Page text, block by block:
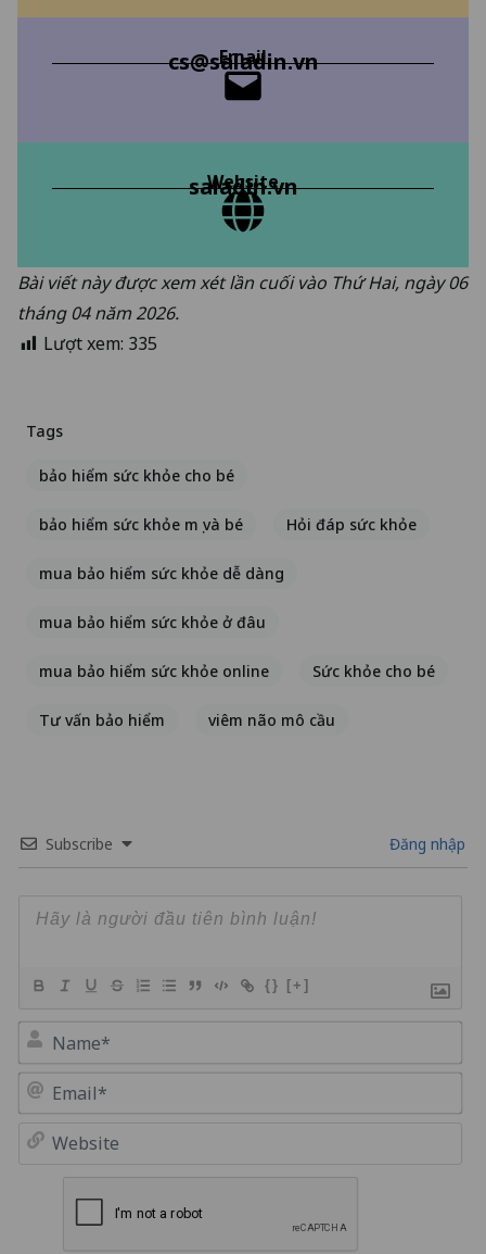
Email
cs@saladin.vn
Website
saladin.vn
Bài viết này được xem xét lần cuối vào Thứ Hai, ngày 06
tháng 04 năm 2026.
Lượt xem: 335
Tags
bảo hiểm sức khỏe cho bé
bảo hiểm sức khỏe mẹ và bé Hỏi đáp sức khỏe
mua bảo hiểm sức khỏe dễ dàng
mua bảo hiểm sức khỏe ở đâu
mua bảo hiểm sức khỏe online Sức khỏe cho bé
Tư vấn bảo hiểm viêm não mô cầu
Subscribe Đăng nhập
{} [+]